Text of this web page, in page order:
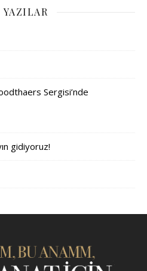
YAZILAR
Sergisi’nde
gidiyoruz!